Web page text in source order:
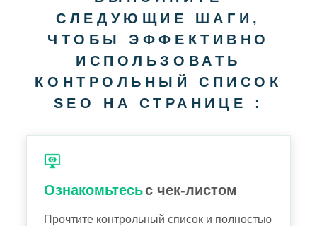
СЛЕДУЮЩИЕ ШАГИ,
ЧТОБЫ ЭФФЕКТИВНО
ИСПОЛЬЗОВАТЬ
КОНТРОЛЬНЫЙ СПИСОК
SEO НА СТРАНИЦЕ :
Ознакомьтесьс чек-листом
Прочтите контрольный список и полностью